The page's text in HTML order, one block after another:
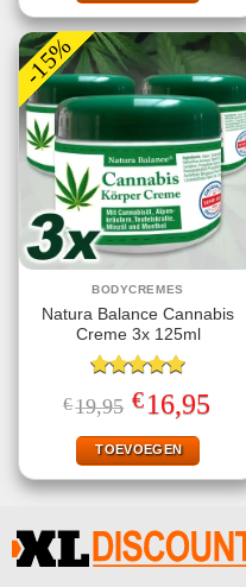
-15%
BODYCREMES
Natura Balance Cannabis
Creme 3x 125ml
Gewaardeerd
5.00uit 5
€19,95 Oorspronkelijke
prijs
was:
€19,95.
€16,95prijs
TOEVOEGEN